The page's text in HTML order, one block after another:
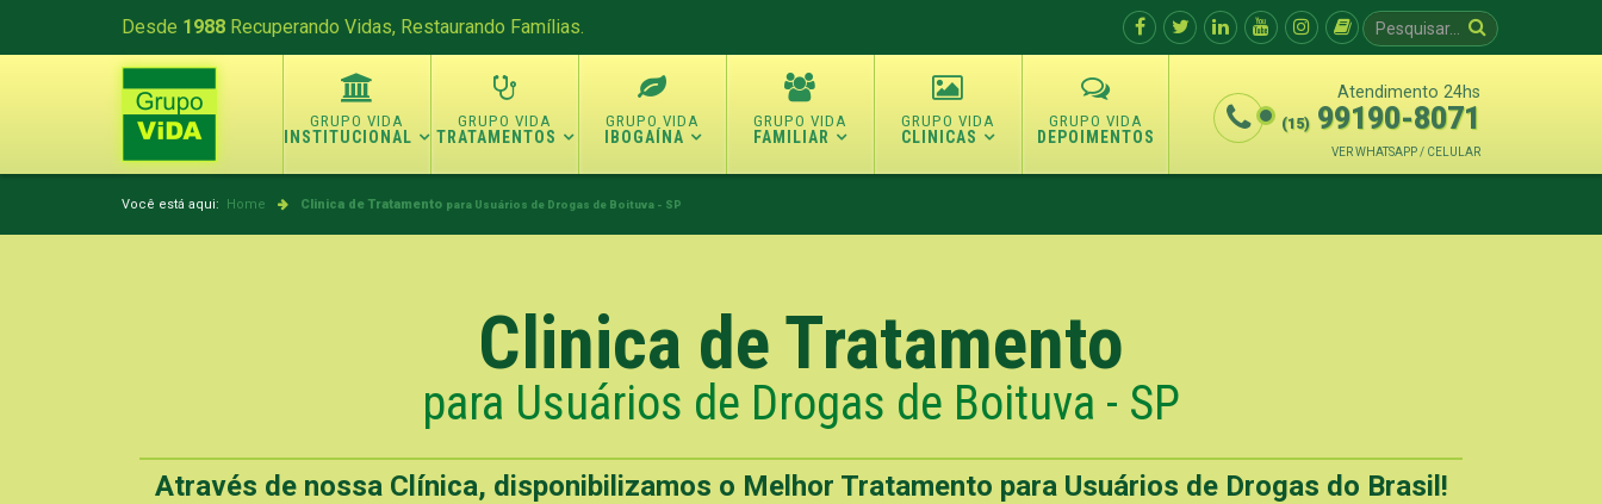
Desde 1988 Recuperando Vidas, Restaurando Famílias.
INSTITUCIONAL TRATAMENTOS IBOGAÍNA FAMILIAR CLINICAS DEPOIMENTOS
Atendimento 24hs
(15) 99190-8071
VER WHATSAPP / CELULAR
Você está aqui: Home Clinica de Tratamento para Usuários de Drogas de Boituva - SP
Clinica de Tratamento
para Usuários de Drogas de Boituva - SP
Através de nossa Clínica, disponibilizamos o Melhor Tratamento para Usuários de Drogas do Brasil!